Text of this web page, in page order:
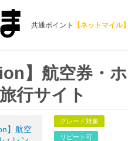
共通ポイント 【ネットマイル】
】航空券・
行サイト
グレード対象
リピート可